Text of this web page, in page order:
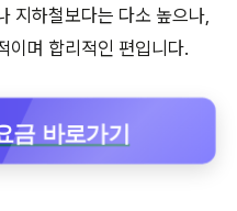
지하철보다는 다소 높으나,
이며 합리적인 편입니다.
금 바로가기